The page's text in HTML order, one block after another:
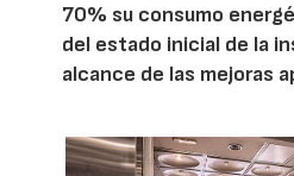
70% su consumo
del estado inicial de la
alcance de las mejoras